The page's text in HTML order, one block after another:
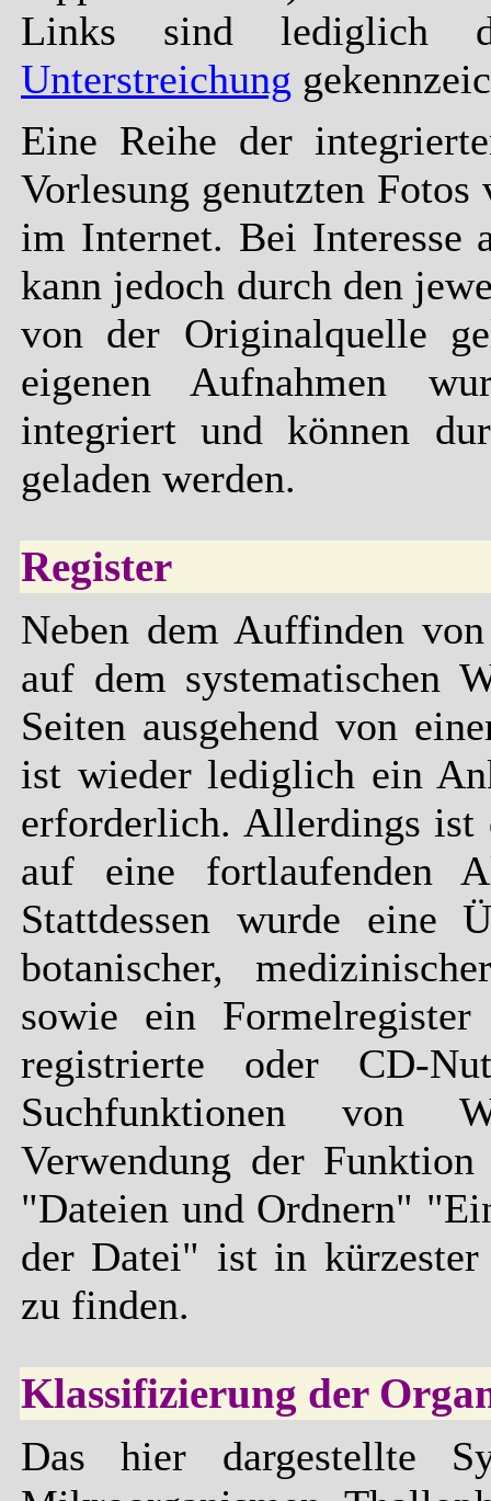
Links sind lediglich
Unterstreichung
Eine Reihe der
Vorlesung genutzten
im Internet. Bei Interesse
kann jedoch durch den
von der Originalquelle
eigenen Aufnahmen
integriert und können
geladen werden.
Register
Neben dem Auffinden
auf dem systematischen
Seiten ausgehend von
ist wieder lediglich ein
erforderlich. Allerdings ist
auf eine fortlaufenden
Stattdessen wurde eine
botanischer,
sowie ein
registrierte oder CD-
Suchfunktionen von
Verwendung der
"Dateien und Ordnern"
der Datei" ist in
zu finden.
Klassifizierung der
Das hier dargestellte